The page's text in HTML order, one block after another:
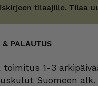
tilaajille. Tilaa
PALAUTUS
toimitus 1-3
Suomeen